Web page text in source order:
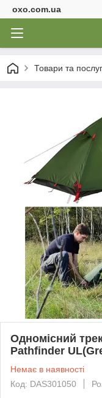
oxo.com.ua
Товари та
Одномісний
Pathfinder
Немає в наявності
Код: DAS301050